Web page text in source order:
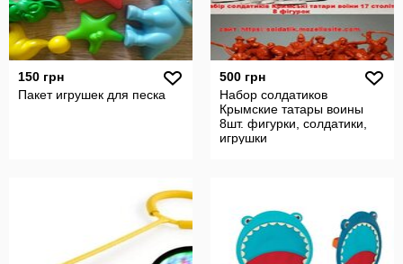
150 грн
Пакет игрушек для песка
500 грн
Набор солдатиков
Крымские татары воины
8шт. фигурки, солдатики,
игрушки